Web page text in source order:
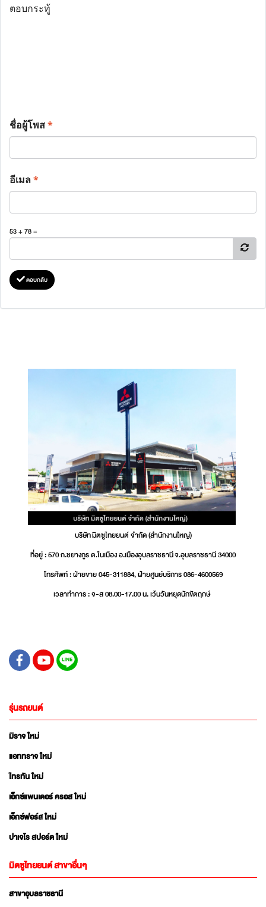
ตอบกระทู้
ชื่อผู้โพส*
อีเมล*
53 + 78 =
ตอบกลับ
บริษัท มิตซูไทยยนต์ จำกัด (สำนักงานใหญ่)
ที่อยู่ : 570 ถ.ชยางกูร ต.ในเมือง อ.เมืองอุบลราชธานี จ.อุบลราชธานี 34000
โทรศัพท์ : ฝ่ายขาย 045-311884, ฝ่ายศูนย์บริการ 086-4600569
เวลาทำการ : จ-ส 08.00-17.00 น. เว้นวันหยุดนักขัตฤกษ์
รุ่นรถยนต์
มิราจ ใหม่
แอททราจ ใหม่
ไทรทัน ใหม่
เอ็กซ์แพนเดอร์ ครอส ใหม่
เอ็กซ์ฟอร์ส ใหม่
ปาเจโร สปอร์ต ใหม่
มิตซูไทยยนต์ สาขาอื่นๆ
สาขาอุบลราชธานี